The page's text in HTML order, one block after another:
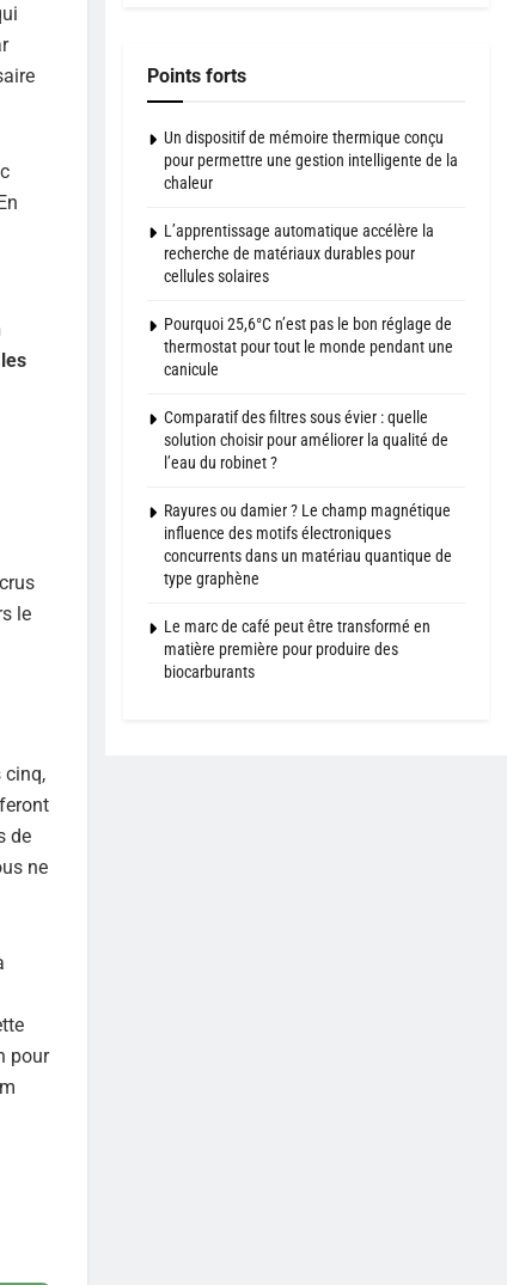
le
cinq,
de
ne
pour
Points forts
Un dispositif de mémoire thermique conçu
pour permettre une gestion intelligente de la
chaleur
L’apprentissage automatique accélère la
recherche de matériaux durables pour
cellules solaires
Pourquoi 25,6°C n’est pas le bon réglage de
thermostat pour tout le monde pendant une
canicule
Comparatif des filtres sous évier : quelle
solution choisir pour améliorer la qualité de
l’eau du robinet ?
Rayures ou damier ? Le champ magnétique
influence des motifs électroniques
concurrents dans un matériau quantique de
type graphène
Le marc de café peut être transformé en
matière première pour produire des
biocarburants